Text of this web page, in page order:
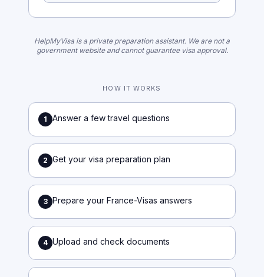
HelpMyVisa is a private preparation assistant. We are not a
government website and cannot guarantee visa approval.
HOW IT WORKS
1 Answer a few travel questions
2 Get your visa preparation plan
3 Prepare your France-Visas answers
4 Upload and check documents